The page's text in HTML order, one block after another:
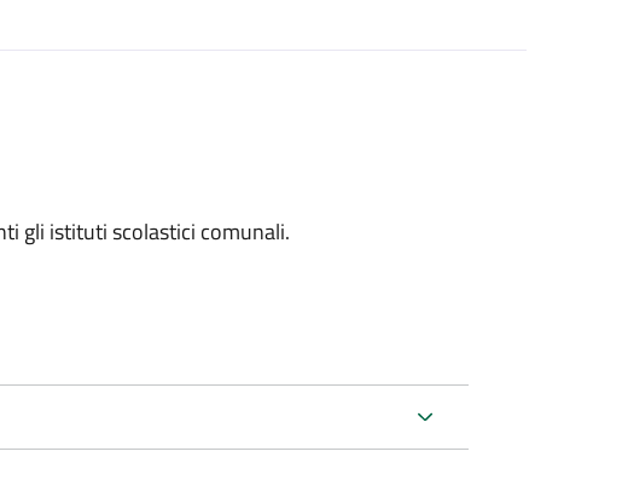
gli istituti scolastici comunali.